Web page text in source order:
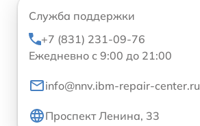
Служба поддержки
+7 (831) 231-09-76
Ежедневно с 9:00 до 21:00
info@nnv.ibm-repair-center.ru
Проспект Ленина, 33